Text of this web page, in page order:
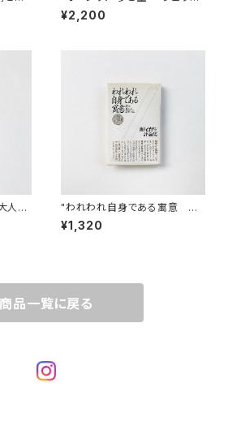
ル・ド・ネルヴァル 著 / 篠田知和
基 訳
¥2,200
人の
ザー
"われわれ自身である寓意 詩
は死んだ、詩作せよ 瀬尾育生
評論集 （「昭和」のクリティッ
¥1,320
商品一覧に戻る